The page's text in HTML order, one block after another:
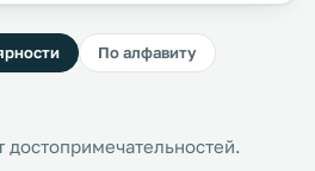
По алфавиту
достопримечательностей.